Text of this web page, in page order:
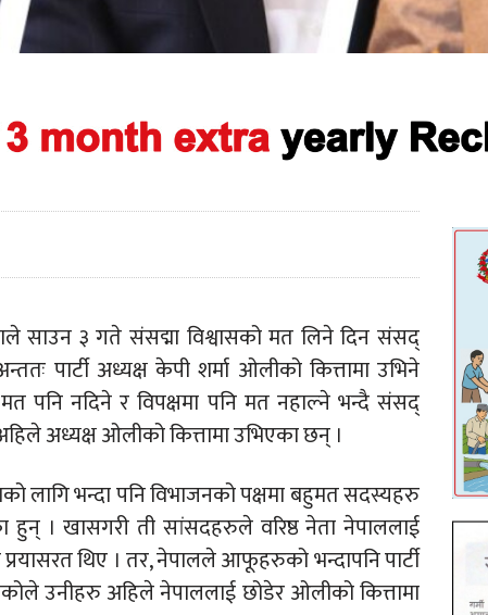
साउन ३ गते संसद्मा विश्वासको मत लिने दिन संसद्
पार्टी अध्यक्ष केपी शर्मा ओलीको कित्तामा उभिने
पनि नदिने र विपक्षमा पनि मत नहाल्ने भन्दै संसद्
अध्यक्ष ओलीको कित्तामा उभिएका छन् ।
लागि भन्दा पनि विभाजनको पक्षमा बहुमत सदस्यहरु
। खासगरी ती सांसदहरुले वरिष्ठ नेता नेपाललाई
थिए । तर, नेपालले आफूहरुको भन्दापनि पार्टी
उनीहरु अहिले नेपाललाई छोडेर ओलीको कित्तामा